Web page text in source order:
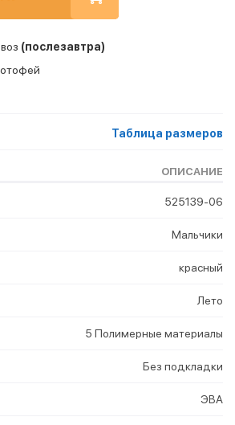
(послезавтра)
Таблица размеров
ОПИСАНИЕ
525139-06
Мальчики
красный
Лето
5 Полимерные материалы
Без подкладки
ЭВА